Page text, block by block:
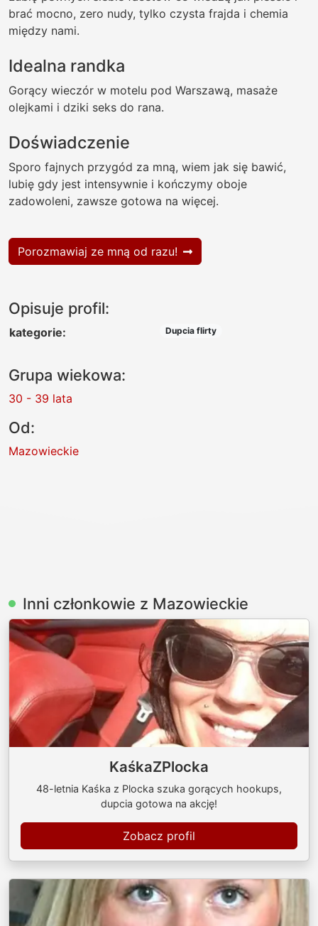
brać mocno, zero nudy, tylko czysta frajda i chemia
między nami.
Idealna randka
Gorący wieczór w motelu pod Warszawą, masaże
olejkami i dziki seks do rana.
Doświadczenie
Sporo fajnych przygód za mną, wiem jak się bawić,
lubię gdy jest intensywnie i kończymy oboje
zadowoleni, zawsze gotowa na więcej.
Porozmawiaj ze mną od razu!
Opisuje profil:
kategorie: Dupcia flirty
Grupa wiekowa:
30 - 39 lata
Od:
Mazowieckie
Inni członkowie z Mazowieckie
KaśkaZPlocka
48-letnia Kaśka z Plocka szuka gorących hookups,
dupcia gotowa na akcję!
Zobacz profil